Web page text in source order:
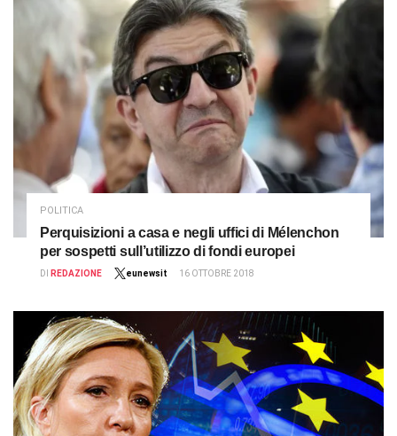
POLITICA
Perquisizioni a casa e negli uffici di Mélenchon
per sospetti sull’utilizzo di fondi europei
DI REDAZIONE eunewsit 16 OTTOBRE 2018